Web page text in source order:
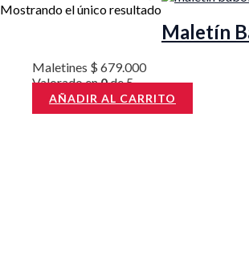
Mostrando el único resultado
Maletín
Maletines $ 679.000
Valorado en0de 5
AÑADIR AL CARRITO